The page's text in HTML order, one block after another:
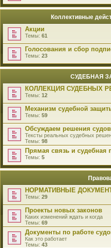
Коллективные
Акции
Темы: 61
Голосования и сбор
Темы: 23
СУДЕБНАЯ
КОЛЛЕКЦИЯ СУДЕБНЫХ
Темы: 12
Механизм судебной
Темы: 59
Обсуждаем решения
Тексты реальных судебных
Темы: 98
Прямая связь и судебная
Темы: 5
НОРМАТИВНЫЕ
Темы: 29
Проекты новых законов
Каких изменений ждать и когда
Темы: 69
Документы по работе
Как это работает
Темы: 43